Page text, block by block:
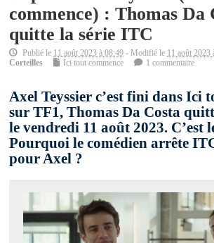
commence) : Thomas Da
quitte la série ITC
Publié le 11 août 2023 à 08:49 - Modifié le 11 août 2023
Corteilles
Ici tout commence 1 commentaire
Axel Teyssier c’est fini dans Ici
sur TF1, Thomas Da Costa
le vendredi 11 août 2023. C’est
Pourquoi le comédien arrête
pour Axel ?